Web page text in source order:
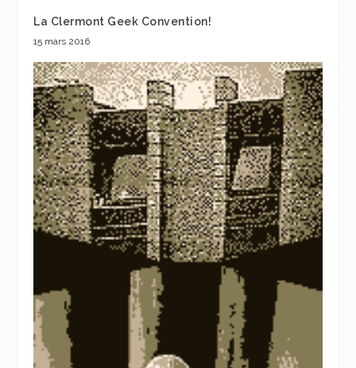
La Clermont Geek Convention!
15 mars 2016